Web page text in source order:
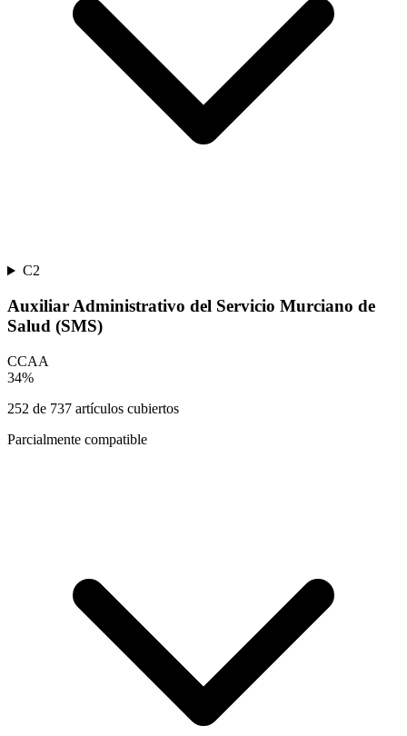
C2
Auxiliar Administrativo del Servicio Murciano de
Salud (SMS)
CCAA
34%
252 de 737 artículos cubiertos
Parcialmente compatible